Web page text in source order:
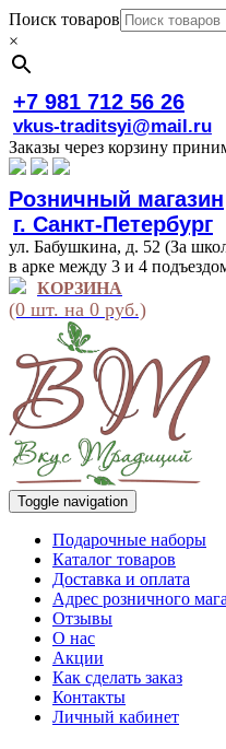
Поиск товаров
×
+7 981 712 56 26
vkus-traditsyi@mail.ru
Заказы через корзину
Розничный магазин
г. Санкт-Петербург
ул. Бабушкина, д. 52 (За
в арке между 3 и 4
КОРЗИНА
(0 шт. на 0 руб.)
Toggle navigation
Подарочные наборы
Каталог товаров
Доставка и оплата
Адрес розничного
Отзывы
О нас
Акции
Как сделать заказ
Контакты
Личный кабинет